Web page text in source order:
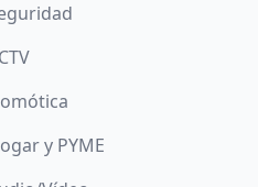
y PYME